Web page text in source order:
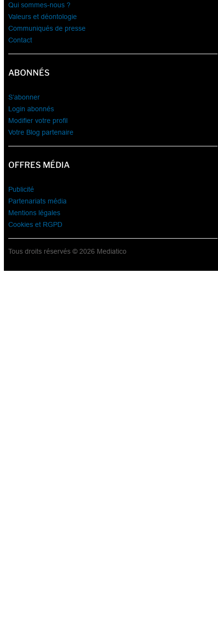
Qui sommes-nous ?
Valeurs et déontologie
Communiqués de presse
Contact
ABONNÉS
S’abonner
Login abonnés
Modifier votre profil
Votre Blog partenaire
OFFRES MÉDIA
Publicité
Partenariats média
Mentions légales
Cookies et RGPD
Tous droits réservés © 2026 Mediatico